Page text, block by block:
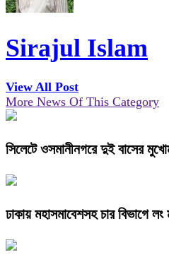
Sirajul Islam
View All Post
More News Of This Category
সিলেটে ওসমানীনগরে দুই বাসের
ঢাকায় মহাসমাবেশসহ চার বিভাগে